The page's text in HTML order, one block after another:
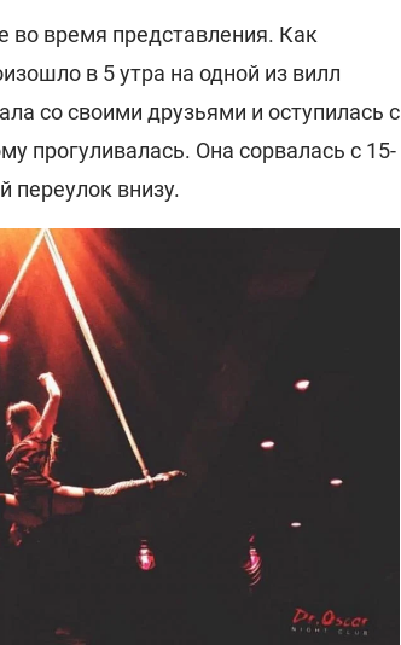
во время представления. Как
в 5 утра на одной из вилл
со своими друзьями и оступилась с
прогуливалась. Она сорвалась с 15-
переулок внизу.